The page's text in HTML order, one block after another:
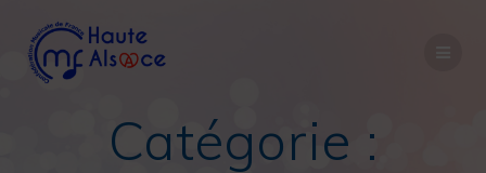
Catégorie :